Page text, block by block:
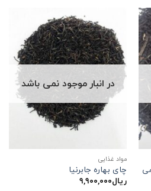
در انبار موجود نمی باشد
مواد غذایی
چای بهاره جابرنیا
ریال۹,۹۰۰,۰۰۰